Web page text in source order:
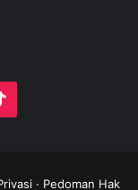
· Pedoman Hak